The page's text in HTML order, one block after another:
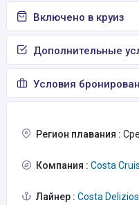
Включено в круиз
Дополнительные
Условия
Регион плавания :
Компания : Costa
Лайнер : Costa